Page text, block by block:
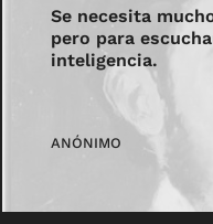
Se necesita
pero para
inteligencia.
ANÓNIMO